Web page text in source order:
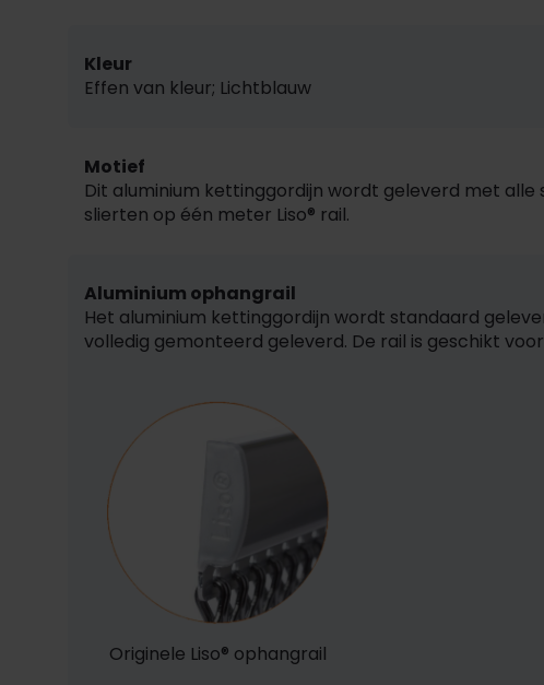
Kleur
Effen van kleur; Lichtblauw
Motief
Dit aluminium kettinggordijn wordt geleverd met
slierten op één meter Liso® rail.
Aluminium ophangrail
Het aluminium kettinggordijn wordt standaard
volledig gemonteerd geleverd. De rail is geschikt
Originele Liso® ophangrail